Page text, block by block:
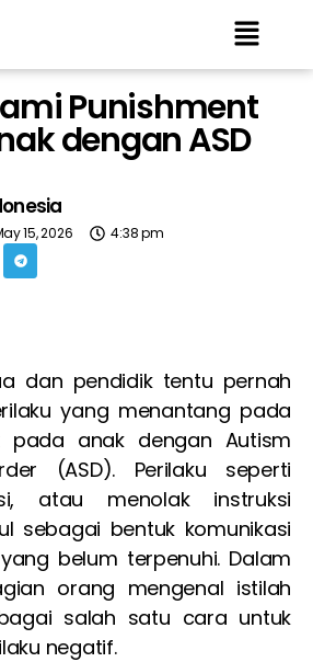
Punishment
dengan ASD
15, 2026 4:38 pm
dan pendidik tentu pernah
yang menantang pada
pada anak dengan Autism
(ASD). Perilaku seperti
atau menolak instruksi
sebagai bentuk komunikasi
belum terpenuhi. Dalam
orang mengenal istilah
salah satu cara untuk
negatif.